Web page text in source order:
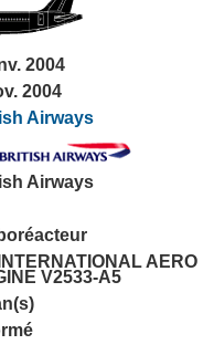
2004
2004
Airways
Airways
AERO
V2533-A5